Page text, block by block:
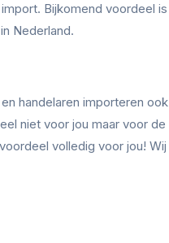
Bijkomend voordeel
Nederland.
handelaren importeren
niet voor jou maar voor
volledig voor jou!